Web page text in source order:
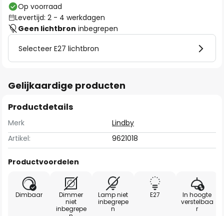
Op voorraad
Levertijd: 2 - 4 werkdagen
Geen lichtbron inbegrepen
Selecteer E27 lichtbron
Gelijkaardige producten
Productdetails
Merk
Lindby
Artikel:
9621018
Productvoordelen
Dimbaar
Dimmer
niet
inbegrepe
Lamp niet
inbegrepe
n
E27
In hoogte
verstelbaa
r